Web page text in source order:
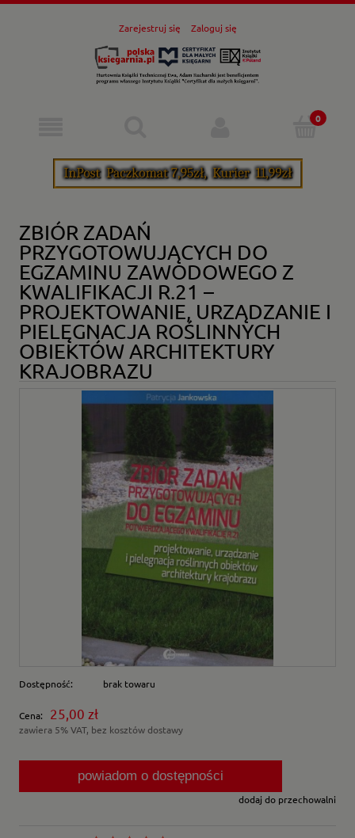
Zarejestruj się Zaloguj się
ZBIÓR ZADAŃ
PRZYGOTOWUJĄCYCH DO
EGZAMINU ZAWODOWEGO Z
KWALIFIKACJI R.21 –
PROJEKTOWANIE, URZĄDZANIE I
PIELĘGNACJA ROŚLINNYCH
OBIEKTÓW ARCHITEKTURY
KRAJOBRAZU
Dostępność: brak towaru
Cena: 25,00 zł
zawiera 5% VAT, bez kosztów dostawy
powiadom o dostępności
dodaj do przechowalni